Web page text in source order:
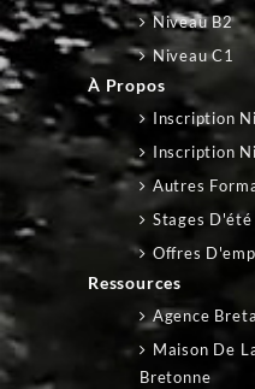
Niveau B2
Niveau C1
À Propos
Inscription
Inscription
Autres
Stages D'été
Offres
Ressources
Agence
Maison De
Bretonne